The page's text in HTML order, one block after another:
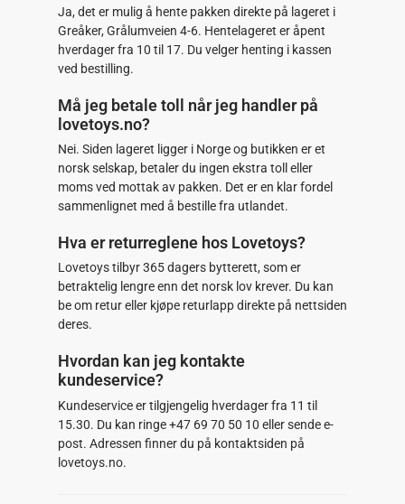
Ja, det er mulig å hente pakken direkte på lageret i
Greåker, Grålumveien 4-6. Hentelageret er åpent
hverdager fra 10 til 17. Du velger henting i kassen
ved bestilling.
Må jeg betale toll når jeg handler på
lovetoys.no?
Nei. Siden lageret ligger i Norge og butikken er et
norsk selskap, betaler du ingen ekstra toll eller
moms ved mottak av pakken. Det er en klar fordel
sammenlignet med å bestille fra utlandet.
Hva er returreglene hos Lovetoys?
Lovetoys tilbyr 365 dagers bytterett, som er
betraktelig lengre enn det norsk lov krever. Du kan
be om retur eller kjøpe returlapp direkte på nettsiden
deres.
Hvordan kan jeg kontakte
kundeservice?
Kundeservice er tilgjengelig hverdager fra 11 til
15.30. Du kan ringe +47 69 70 50 10 eller sende e-
post. Adressen finner du på kontaktsiden på
lovetoys.no.